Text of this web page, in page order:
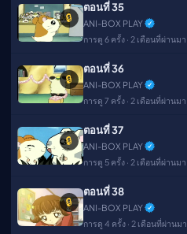
🔒
ตอนที่ 35
ANI-BOX PLAY
การดู 6 ครั้ง · 2 เดือนที่ผ่านมา
🔒
ตอนที่ 36
ANI-BOX PLAY
การดู 7 ครั้ง · 2 เดือนที่ผ่านมา
🔒
ตอนที่ 37
ANI-BOX PLAY
การดู 5 ครั้ง · 2 เดือนที่ผ่านมา
🔒
ตอนที่ 38
ANI-BOX PLAY
การดู 4 ครั้ง · 2 เดือนที่ผ่านมา